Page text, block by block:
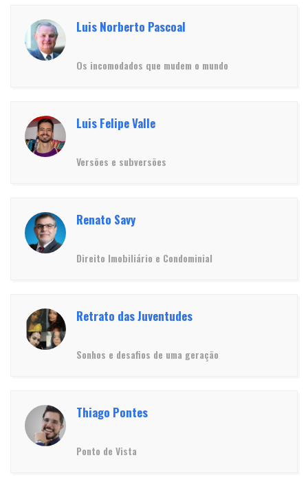
Luis Norberto Pascoal
Os incomodados que mudem o mundo
Luis Felipe Valle
Versões e subversões
Renato Savy
Direito Imobiliário e Condominial
Retrato das Juventudes
Sonhos e desafios de uma geração
Thiago Pontes
Ponto de Vista